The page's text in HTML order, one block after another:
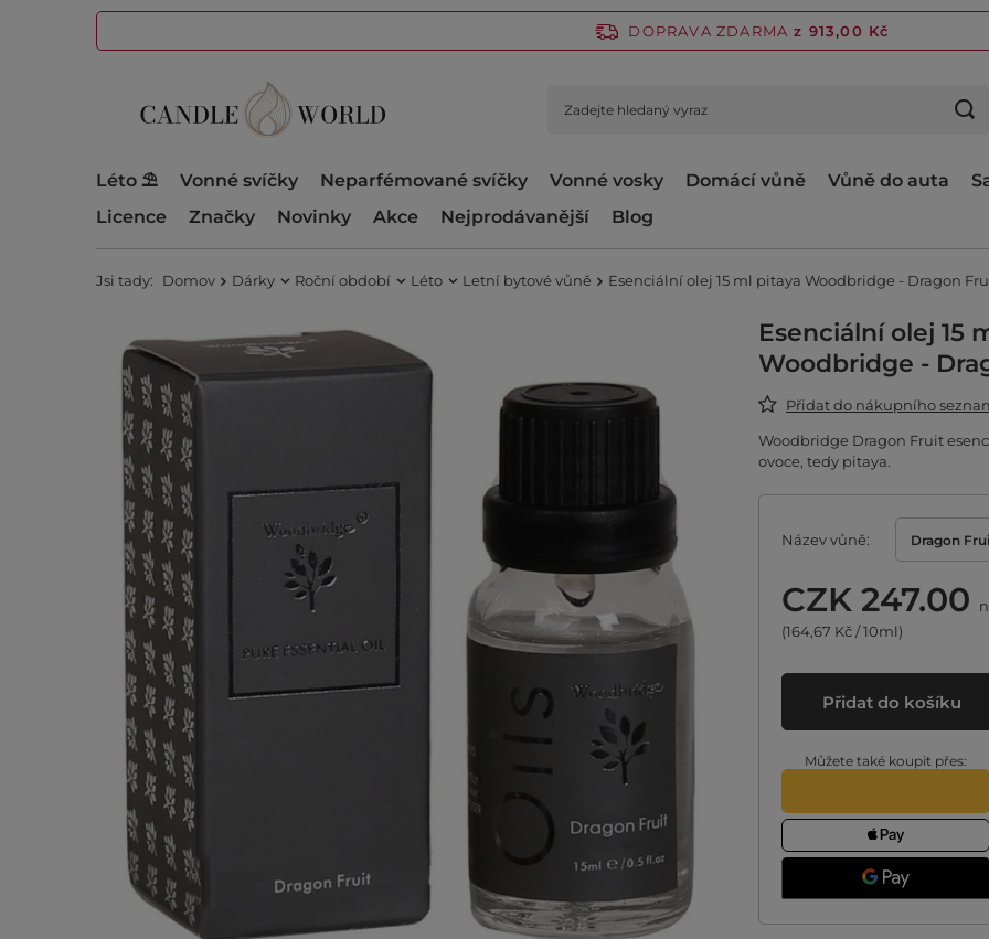
DOPRAVA ZDARMA z 913,00 Kč
Léto ⛱️ Vonné svíčky Neparfémované svíčky Vonné vosky Domácí vůně Vůně do auta
Licence
Značky Novinky Akce Nejprodávanější Blog
Jsi tady: Domov Dárky Roční období Léto Letní bytové vůně Esenciální olej 15 ml pitaya Woodbridge - Dragon
Esenciální olej 15
Woodbridge -
Přidat do nákupního
Woodbridge Dragon Fruit
ovoce, tedy pitaya.
Název vůně Dragon
CZK 247.00
(164,67 Kč / 10ml)
Přidat do košíku
Můžete také koupit přes: